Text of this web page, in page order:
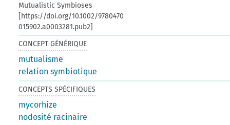
Mutualistic Symbioses
[https://doi.org/10.1002/9780470
015902.a0003281.pub2]
CONCEPT GÉNÉRIQUE
mutualisme
relation symbiotique
CONCEPTS SPÉCIFIQUES
mycorhize
nodosité racinaire